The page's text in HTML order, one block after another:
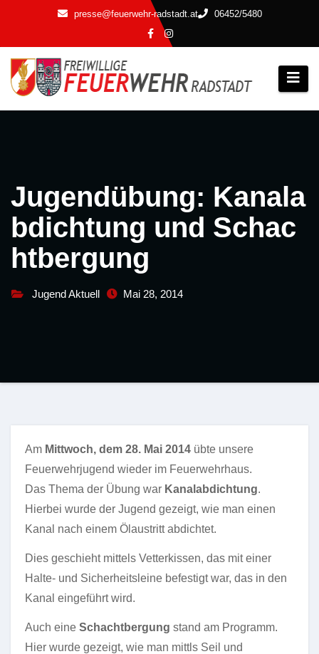
springen
presse@feuerwehr-radstadt.at 06452/5480
Jugendübung: Kanala
bdichtung und Schac
htbergung
Jugend Aktuell Mai 28, 2014
Am Mittwoch, dem 28. Mai 2014 übte unsere
Feuerwehrjugend wieder im Feuerwehrhaus.
Das Thema der Übung war Kanalabdichtung.
Hierbei wurde der Jugend gezeigt, wie man einen
Kanal nach einem Ölaustritt abdichtet.
Dies geschieht mittels Vetterkissen, das mit einer
Halte- und Sicherheitsleine befestigt war, das in den
Kanal eingeführt wird.
Auch eine Schachtbergung stand am Programm.
Hier wurde gezeigt, wie man mittls Seil und